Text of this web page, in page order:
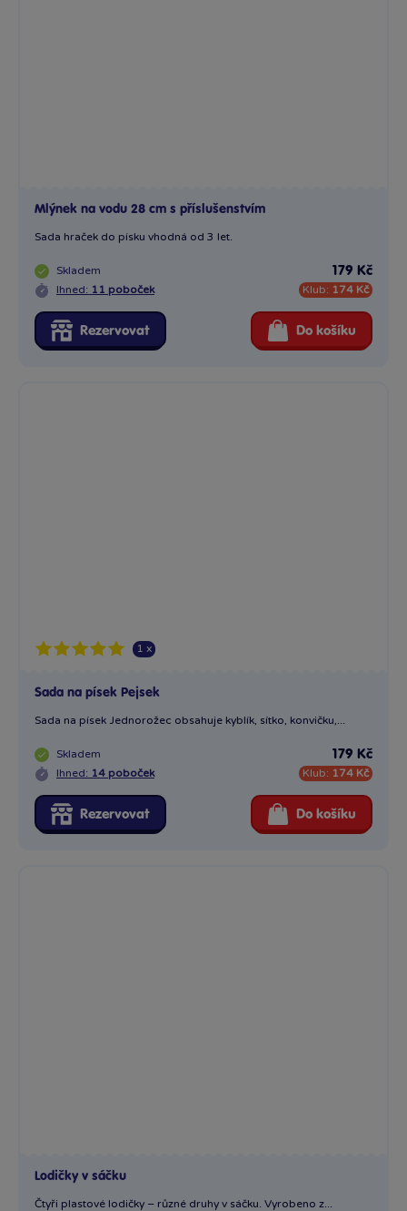
Mlýnek na vodu 28 cm s příslušenstvím
Sada hraček do písku vhodná od 3 let.
Skladem
Ihned: 11 poboček
179 Kč
Klub: 174 Kč
Rezervovat Do košíku
1 x
Sada na písek Pejsek
Sada na písek Jednorožec obsahuje kyblík, sítko, konvičku,...
Skladem
Ihned: 14 poboček
179 Kč
Klub: 174 Kč
Rezervovat Do košíku
Lodičky v sáčku
Čtyři plastové lodičky – různé druhy v sáčku. Vyrobeno z...